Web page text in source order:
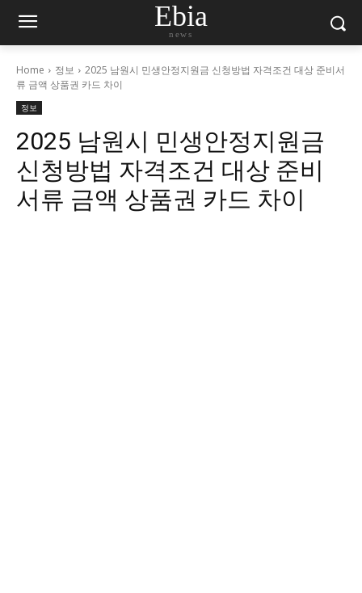
Ebia
news
Home 정보
2025 남원시 민생안정지원금 신청방법 자격조건 대상 준비서
류 금액 상품권 카드 차이
정보
2025 남원시 민생안정지원금
신청방법 자격조건 대상 준비
서류 금액 상품권 카드 차이